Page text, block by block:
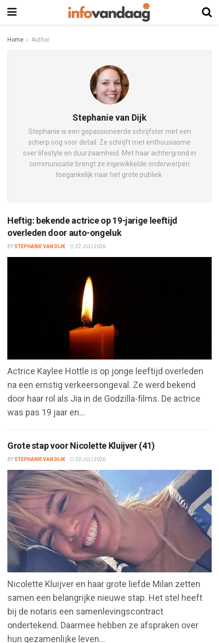
Home Author
Stephanie van Dijk
Stephanie is een gepassioneerde schrijfster met een
scherp oog voor detail. Ze schrijft met enthousiasme
over lifestyle en duurzaamheid. Met haar achtergrond in
communicatie brengt ze ingewikkelde onderwerpen
toegankelijk naar het grote publiek.
Heftig: bekende actrice op 19-jarige leeftijd
overleden door auto-ongeluk
BY STEPHANIE VAN DIJK 22 JULI 2026
Actrice Kaylee Hottle is op jonge leeftijd overleden
na een ernstig verkeersongeval. Ze werd bekend
door haar rol als Jia in de Godzilla-films. De actrice
was pas 19 jaar en...
Grote stap voor Nicolette Kluijver (41)
BY STEPHANIE VAN DIJK 20 JULI 2026
Nicolette Kluijver en haar grote liefde Milan zetten
samen een belangrijke nieuwe stap. Het stel heeft
bij de notaris een samenlevingscontract
ondertekend. Daarmee hebben ze afspraken over
hun gezamenlijke leven...